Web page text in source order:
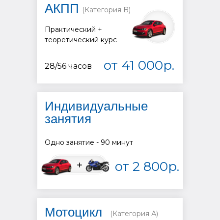
Мотоцикл (Категория А)
Индивидуальные
занятия
АКПП
Практический +
теоретический курс
28/56 часов от 41 000р.
(Категория B)
Одно занятие - 90 минут
от 2 800р.